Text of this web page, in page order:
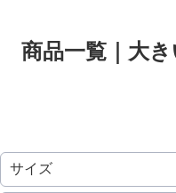
商品一覧｜大
サイズ